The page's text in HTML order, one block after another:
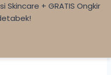
Skincare + GRATIS Ongkir